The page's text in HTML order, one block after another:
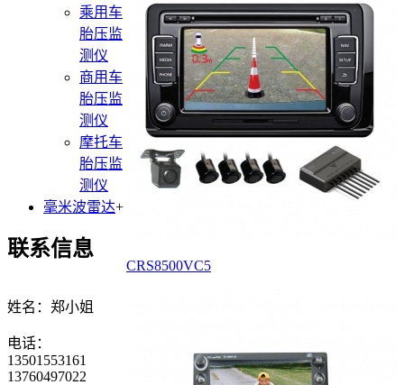
CRS8500VC5
乘用车
胎压监
测仪
商用车
胎压监
测仪
摩托车
胎压监
测仪
毫米波雷达+
联系信息
姓名：郑小姐
电话：
13501553161
13760497022